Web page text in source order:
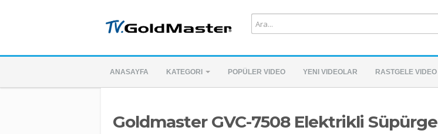
ANASAYFA KATEGORI POPÜLER VIDEO YENI VIDEOLAR RASTGELE VIDEO
Goldmaster GVC-7508 Elektrikli Süpürge